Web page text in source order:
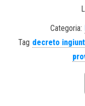
Categoria:
Tag decreto